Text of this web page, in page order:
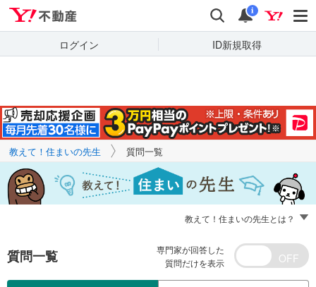
検索 通知
i
ログイン ID新規取得
キーワードで
質問を探す
教えて！住まいの先生 質問一覧
教えて！住まいの先生とは？
質問一覧
専門家が回答した
質問だけを表示